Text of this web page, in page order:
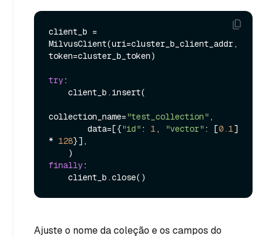
client_b =
MilvusClient(uri=cluster_b_client_addr,
token=cluster_b_token)
try:
collection_name="test_collection" ,
        data=[{
"id" : 1, "vector" : [0.1]
* 128}],
finally:
Ajuste o nome da coleção e os campos do